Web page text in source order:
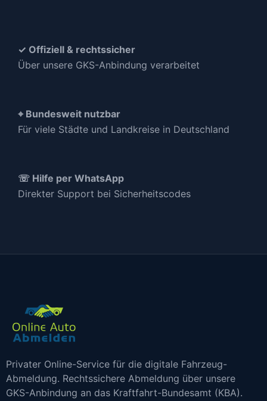
✓ Offiziell & rechtssicher
Über unsere GKS-Anbindung verarbeitet
⌖ Bundesweit nutzbar
Für viele Städte und Landkreise in Deutschland
☏ Hilfe per WhatsApp
Direkter Support bei Sicherheitscodes
Privater Online-Service für die digitale Fahrzeug-
Abmeldung. Rechtssichere Abmeldung über unsere
GKS-Anbindung an das Kraftfahrt-Bundesamt (KBA).